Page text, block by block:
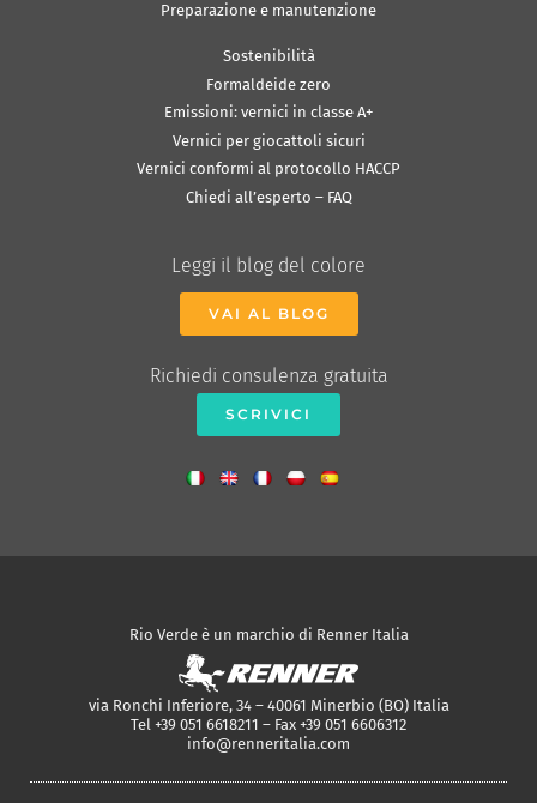
Preparazione e manutenzione
Sostenibilità
Formaldeide zero
Emissioni: vernici in classe A+
Vernici per giocattoli sicuri
Vernici conformi al protocollo HACCP
Chiedi all’esperto – FAQ
Leggi il blog del colore
VAI AL BLOG
Richiedi consulenza gratuita
SCRIVICI
Rio Verde è un marchio di Renner Italia
via Ronchi Inferiore, 34 – 40061 Minerbio (BO) Italia
Tel +39 051 6618211 – Fax +39 051 6606312
info@renneritalia.com